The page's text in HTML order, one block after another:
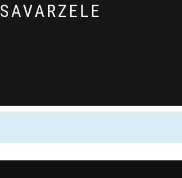
SAVARZELE